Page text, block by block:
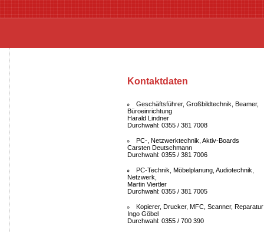
Kontaktdaten
Geschäftsführer, Großbildtechnik, Beamer,
Büroeinrichtung
Harald Lindner
Durchwahl: 0355 / 381 7008
PC-, Netzwerktechnik, Aktiv-Boards
Carsten Deutschmann
Durchwahl: 0355 / 381 7006
PC-Technik, Möbelplanung, Audiotechnik,
Netzwerk,
Martin Viertler
Durchwahl: 0355 / 381 7005
Kopierer, Drucker, MFC, Scanner, Reparatur
Ingo Göbel
Durchwahl: 0355 / 700 390